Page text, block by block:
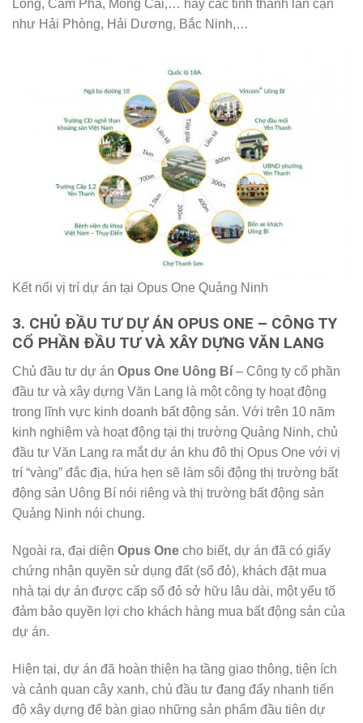
Long, Cẩm Phả, Móng Cái,… hay các tỉnh thành lân cận
như Hải Phòng, Hải Dương, Bắc Ninh,…
Kết nối vị trí dự án tại Opus One Quảng Ninh
3. CHỦ ĐẦU TƯ DỰ ÁN OPUS ONE – CÔNG TY
CỔ PHẦN ĐẦU TƯ VÀ XÂY DỰNG VĂN LANG
Chủ đầu tư dự án Opus One Uông Bí – Công ty cổ phần
đầu tư và xây dựng Văn Lang là một công ty hoạt động
trong lĩnh vực kinh doanh bất động sản. Với trên 10 năm
kinh nghiệm và hoạt động tại thị trường Quảng Ninh, chủ
đầu tư Văn Lang ra mắt dự án khu đô thị Opus One với vị
trí “vàng” đắc địa, hứa hẹn sẽ làm sôi động thị trường bất
động sản Uông Bí nói riêng và thị trường bất động sản
Quảng Ninh nói chung.
Ngoài ra, đại diện Opus One cho biết, dự án đã có giấy
chứng nhận quyền sử dụng đất (sổ đỏ), khách đặt mua
nhà tại dự án được cấp sổ đỏ sở hữu lâu dài, một yếu tố
đảm bảo quyền lợi cho khách hàng mua bất động sản của
dự án.
Hiện tại, dự án đã hoàn thiện hạ tầng giao thông, tiện ích
và cảnh quan cây xanh, chủ đầu tư đang đẩy nhanh tiến
độ xây dựng để bàn giao những sản phẩm đầu tiên dự